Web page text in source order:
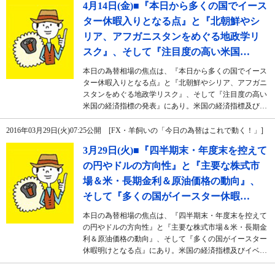
4月14日(金)■『本日から多くの国でイース
ター休暇入りとなる点』と『北朝鮮やシ
リア、アフガニスタンをめぐる地政学リ
スク』、そして『注目度の高い米国…
本日の為替相場の焦点は、『本日から多くの国でイース
ター休暇入りとなる点』と『北朝鮮やシリア、アフガニ
スタンをめぐる地政学リスク』、そして『注目度の高い
米国の経済指標の発表』にあり。米国の経済指標及び…
2016年03月29日(火)07:25公開 [FX・羊飼いの「今日の為替はこれで動く！」]
3月29日(火)■『四半期末・年度末を控えて
の円やドルの方向性』と『主要な株式市
場＆米・長期金利＆原油価格の動向』、
そして『多くの国がイースター休暇…
本日の為替相場の焦点は、『四半期末・年度末を控えて
の円やドルの方向性』と『主要な株式市場＆米・長期金
利＆原油価格の動向』、そして『多くの国がイースター
休暇明けとなる点』にあり。米国の経済指標及びイベ…